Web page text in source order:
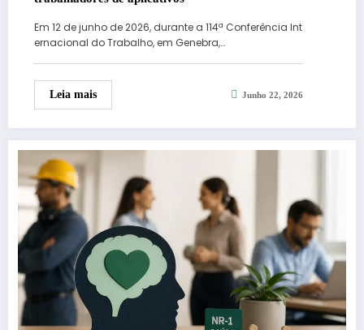
Em 12 de junho de 2026, durante a 114ª Conferência Int
ernacional do Trabalho, em Genebra,…
Leia mais Junho 22, 2026